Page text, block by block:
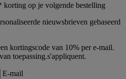
op je volgende bestelling
nieuwsbrieven gebaseerd
kortingscode van 10% per e-mail.
toepassing.s'appliquent.
E-mail